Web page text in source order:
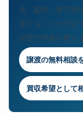
者、図面、保守責
理することが大切
段階で情報を整え
譲渡の無料相談
買収希望として